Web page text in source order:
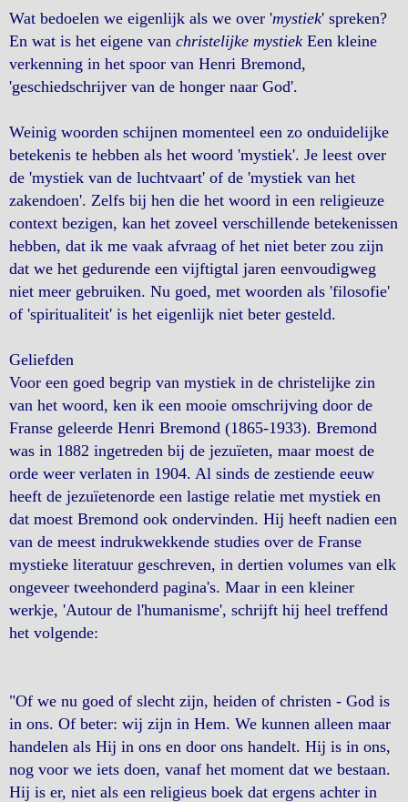
Wat bedoelen we eigenlijk als we over 'mystiek' spreken?
En wat is het eigene van christelijke mystiek Een kleine
verkenning in het spoor van Henri Bremond,
'geschiedschrijver van de honger naar God'.
Weinig woorden schijnen momenteel een zo onduidelijke
betekenis te hebben als het woord 'mystiek'. Je leest over
de 'mystiek van de luchtvaart' of de 'mystiek van het
zakendoen'. Zelfs bij hen die het woord in een religieuze
context bezigen, kan het zoveel verschillende betekenissen
hebben, dat ik me vaak afvraag of het niet beter zou zijn
dat we het gedurende een vijftigtal jaren eenvoudigweg
niet meer gebruiken. Nu goed, met woorden als 'filosofie'
of 'spiritualiteit' is het eigenlijk niet beter gesteld.
Geliefden
Voor een goed begrip van mystiek in de christelijke zin
van het woord, ken ik een mooie omschrijving door de
Franse geleerde Henri Bremond (1865-1933). Bremond
was in 1882 ingetreden bij de jezuïeten, maar moest de
orde weer verlaten in 1904. Al sinds de zestiende eeuw
heeft de jezuïetenorde een lastige relatie met mystiek en
dat moest Bremond ook ondervinden. Hij heeft nadien een
van de meest indrukwekkende studies over de Franse
mystieke literatuur geschreven, in dertien volumes van elk
ongeveer tweehonderd pagina's. Maar in een kleiner
werkje, 'Autour de l'humanisme', schrijft hij heel treffend
het volgende:
"Of we nu goed of slecht zijn, heiden of christen - God is
in ons. Of beter: wij zijn in Hem. We kunnen alleen maar
handelen als Hij in ons en door ons handelt. Hij is in ons,
nog voor we iets doen, vanaf het moment dat we bestaan.
Hij is er, niet als een religieus boek dat ergens achter in